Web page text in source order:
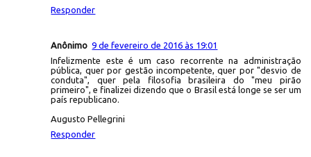
Responder
Anônimo 9 de fevereiro de 2016 às 19:01
Infelizmente este é um caso recorrente na administração
pública, quer por gestão incompetente, quer por "desvio de
conduta", quer pela filosofia brasileira do "meu pirão
primeiro", e finalizei dizendo que o Brasil está longe se ser um
país republicano.
Augusto Pellegrini
Responder